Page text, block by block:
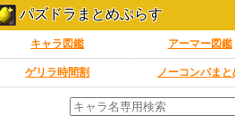
パズドラまとめぷらす
キャラ図鑑 アーマー図鑑
ゲリラ時間割 ノーコンパまと